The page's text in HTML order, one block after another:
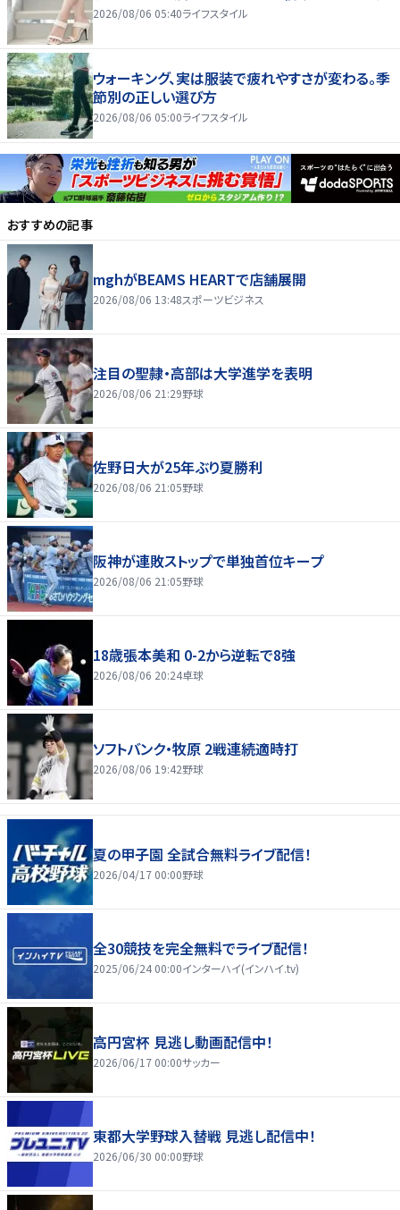
2026/08/06 05:40ライフスタイル
ウォーキング、実は服装で疲れやすさが変わる。季
節別の正しい選び方
2026/08/06 05:00ライフスタイル
おすすめの記事
mghがBEAMS HEARTで店舗展開
2026/08/06 13:48スポーツビジネス
注目の聖隷・高部は大学進学を表明
2026/08/06 21:29野球
佐野日大が25年ぶり夏勝利
2026/08/06 21:05野球
阪神が連敗ストップで単独首位キープ
2026/08/06 21:05野球
18歳張本美和 0-2から逆転で8強
2026/08/06 20:24卓球
ソフトバンク・牧原 2戦連続適時打
2026/08/06 19:42野球
夏の甲子園 全試合無料ライブ配信！
2026/04/17 00:00野球
全30競技を完全無料でライブ配信！
2025/06/24 00:00インターハイ(インハイ.tv)
高円宮杯 見逃し動画配信中！
2026/06/17 00:00サッカー
東都大学野球入替戦 見逃し配信中！
2026/06/30 00:00野球